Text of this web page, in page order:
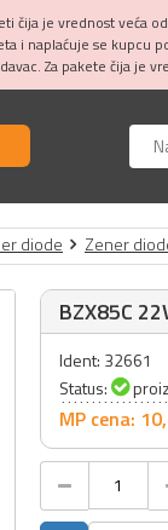
čija je vrednost veća od
i naplaćuje se kupcu
Za pakete čija je
diode Zener
BZX85C
Ident: 32661
Status:
MP cena: 10,